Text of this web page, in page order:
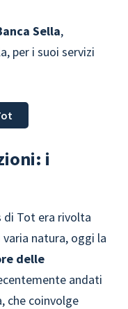
Sella,
per i suoi servizi
i
di Tot era rivolta
natura, oggi la
delle
andati
che coinvolge